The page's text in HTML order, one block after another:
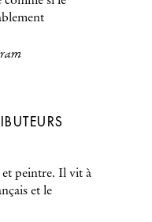
et peintre. Il vit à
et le